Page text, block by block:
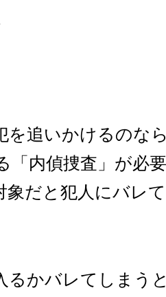
を追いかけるのな
「内偵捜査」が必
象だと犯人にバレ
るかバレてしまう